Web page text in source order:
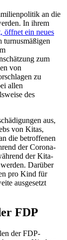
an die
In ihrem
öffnet ein neues
turnusmäßigen
zum
von
zu
allen
des
aus,
von Kitas,
die betroffenen
der Corona-
der Kita-
Darüber
pro Kind für
ausgesetzt
FDP
der FDP-